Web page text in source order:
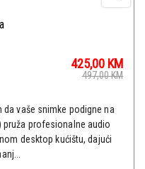
425,00 KM
497,00KM
vaše snimke podigne na
pruža profesionalne audio
desktop kućištu, dajući